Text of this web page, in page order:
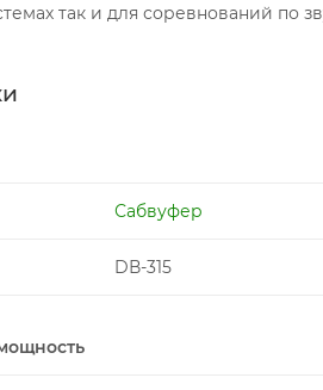
так и для соревнований по
Сабвуфер
DВ-315